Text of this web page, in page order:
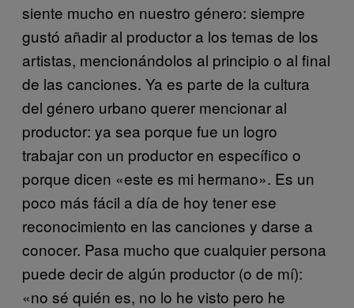
siente mucho en nuestro género: siempre
gustó añadir al productor a los temas de los
artistas, mencionándolos al principio o al final
de las canciones. Ya es parte de la cultura
del género urbano querer mencionar al
productor: ya sea porque fue un logro
trabajar con un productor en específico o
porque dicen «este es mi hermano». Es un
poco más fácil a día de hoy tener ese
reconocimiento en las canciones y darse a
conocer. Pasa mucho que cualquier persona
puede decir de algún productor (o de mí):
«no sé quién es, no lo he visto pero he